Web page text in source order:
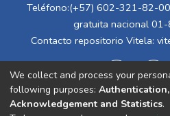
Teléfono:(+57) 602-321-82-
gratuita nacional
Contacto repositorio Vitela:
We collect and process your
following purposes:
Acknowledgement and Statistics.